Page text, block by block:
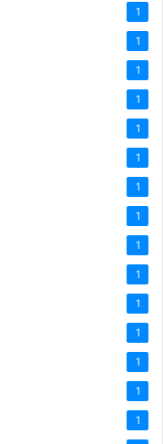
1
1
1
1
1
1
1
1
1
1
1
1
1
1
1